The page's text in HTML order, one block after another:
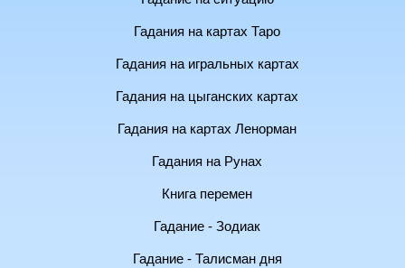
Гадания на картах Таро
Гадания на игральных картах
Гадания на цыганских картах
Гадания на картах Ленорман
Гадания на Рунах
Книга перемен
Гадание - Зодиак
Гадание - Талисман дня